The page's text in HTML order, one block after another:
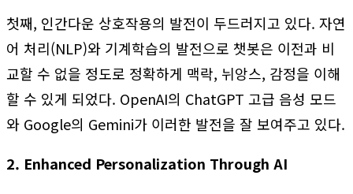
첫째, 인간다운 상호작용의 발전이 두드러지고 있다. 자연
어 처리(NLP)와 기계학습의 발전으로 챗봇은 이전과 비
교할 수 없을 정도로 정확하게 맥락, 뉘앙스, 감정을 이해
할 수 있게 되었다. OpenAI의 ChatGPT 고급 음성 모드
와 Google의 Gemini가 이러한 발전을 잘 보여주고 있다.
2. Enhanced Personalization Through AI